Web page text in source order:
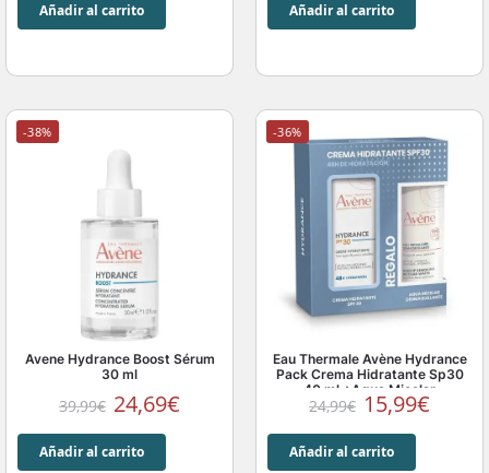
Añadir al carrito Añadir al carrito
-38%
Avene Hydrance Boost Sérum
30 ml
39,99€ 24,69€
Añadir al carrito
-36%
Eau Thermale Avène Hydrance
Pack Crema Hidratante Sp30
40 ml +Agua Micelar
desmaquillante
24,99€ 15,99€
Añadir al carrito